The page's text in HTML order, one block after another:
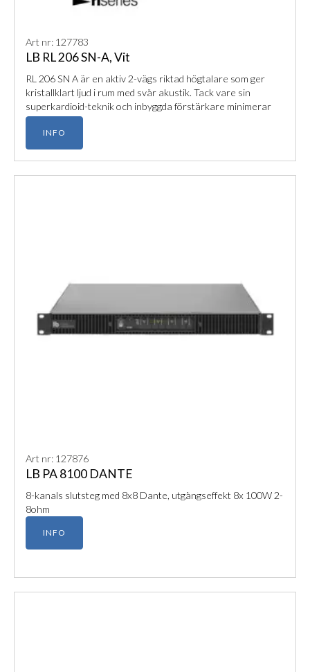
Art nr: 127783
LB RL 206 SN-A, Vit
RL 206 SN A är en aktiv 2-vägs riktad högtalare som ger
kristallklart ljud i rum med svår akustik. Tack vare sin
superkardioid-teknik och inbyggda förstärkare minimerar
den efterklang och passar perfekt för både teater och
konferens.
INFO
Art nr: 127876
LB PA 8100 DANTE
8-kanals slutsteg med 8x8 Dante, utgångseffekt 8x 100W 2-
8ohm
INFO